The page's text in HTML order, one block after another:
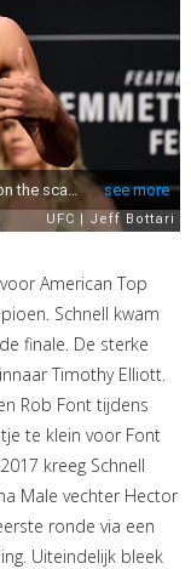
American Top
Schnell kwam
finale. De sterke
Timothy Elliott.
Rob Font tijdens
te klein voor Font
kreeg Schnell
Male vechter Hector
ronde via een
Uiteindelijk bleek